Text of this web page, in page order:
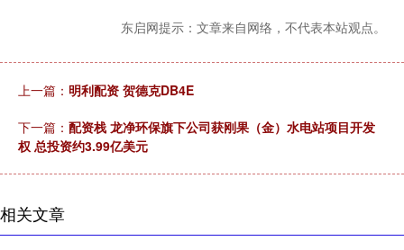
东启网提示：文章来自网络，不代表本站观点。
上一篇： 明利配资 贺德克DB4E
下一篇： 配资栈 龙净环保旗下公司获刚果（金）水电站项目开发
权 总投资约3.99亿美元
相关文章